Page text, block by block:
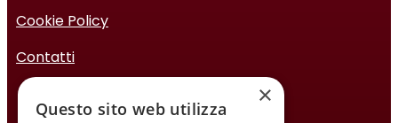
Cookie Policy
Contatti
×
Questo sito web utilizza